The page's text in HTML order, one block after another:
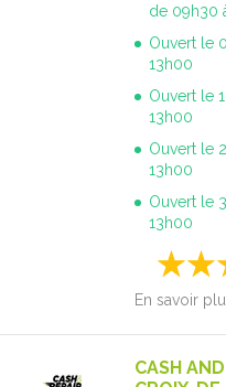
de 09h30
Ouvert le
13h00
Ouvert le
13h00
Ouvert le
13h00
Ouvert le
13h00
En savoir
CASH